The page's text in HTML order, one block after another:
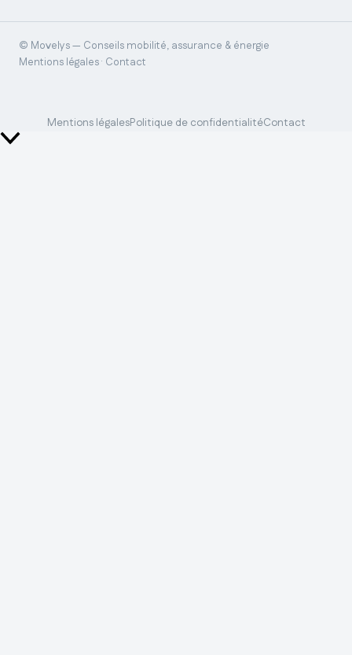
© Movelys — Conseils mobilité, assurance & énergie
Mentions légales · Contact
Mentions légalesPolitique de confidentialitéContact
Retour